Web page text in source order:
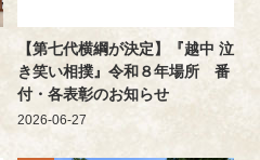
【第七代横綱が決定】『越中 泣
き笑い相撲』令和８年場所 番
付・各表彰のお知らせ
2026-06-27